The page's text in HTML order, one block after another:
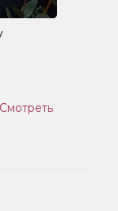
Смотреть